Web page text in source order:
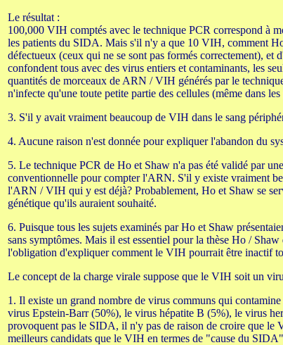
Le résultat :
100,000 VIH comptés avec le technique PCR correspond à
les patients du SIDA. Mais s'il n'y a que 10 VIH, comment
défectueux (ceux qui ne se sont pas formés correctement),
confondent tous avec des virus entiers et contaminants, les
quantités de morceaux de ARN / VIH générés par le
n'infecte qu'une toute petite partie des cellules (même dans
3. S'il y avait vraiment beaucoup de VIH dans le sang
4. Aucune raison n'est donnée pour expliquer l'abandon du
5. Le technique PCR de Ho et Shaw n'a pas été validé par
conventionnelle pour compter l'ARN. S'il y existe vraiment
l'ARN / VIH qui y est déjà? Probablement, Ho et Shaw se
génétique qu'ils auraient souhaité.
6. Puisque tous les sujets examinés par Ho et Shaw
sans symptômes. Mais il est essentiel pour la thèse Ho /
l'obligation d'expliquer comment le VIH pourrait être inactif
Le concept de la charge virale suppose que le VIH soit un
1. Il existe un grand nombre de virus communs qui
virus Epstein-Barr (50%), le virus hépatite B (5%), le virus
provoquent pas le SIDA, il n'y pas de raison de croire que le
meilleurs candidats que le VIH en termes de "cause du